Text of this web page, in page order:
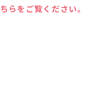
らをご覧ください。